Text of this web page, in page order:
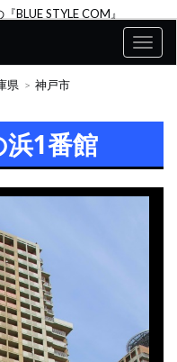
BLUE STYLE COM』
県
神戸市
1番館